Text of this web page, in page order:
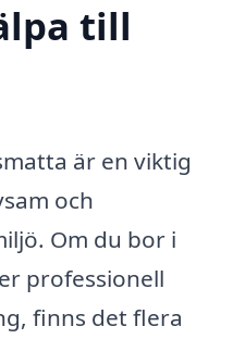
till
är en viktig
och
Om du bor i
professionell
finns det flera